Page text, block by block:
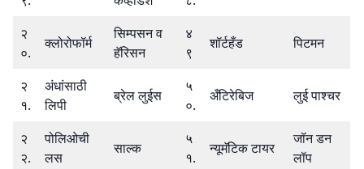
२
०.
क्लोरोफॉर्म
सिम्पसन व
हॅरिसन
४
९
शॉर्टहँड पिटमन
२
१.
अंधांसाठी
लिपी
ब्रेल लुईस
५
०.
अँटिरेबिज लुई पाश्चर
२
२.
पोलिओची
लस
साल्क
५
१.
न्यूमॅटिक टायर
जॉन डन
लॉप